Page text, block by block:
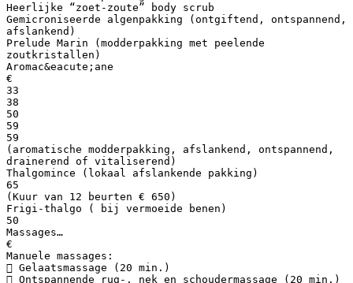
Heerlijke “zoet-zoute” body scrub
Gemicroniseerde algenpakking (ontgiftend, ontspannend,
afslankend)
Prelude Marin (modderpakking met peelende
zoutkristallen)
Aromac&eacute;ane
€
33
38
50
59
59
(aromatische modderpakking, afslankend, ontspannend,
drainerend of vitaliserend)
Thalgomince (lokaal afslankende pakking)
65
(Kuur van 12 beurten € 650)
Frigi-thalgo ( bij vermoeide benen)
50
Massages…
€
Manuele massages:
 Gelaatsmassage (20 min.)
 Ontspannende rug-, nek en schoudermassage (20 min.)